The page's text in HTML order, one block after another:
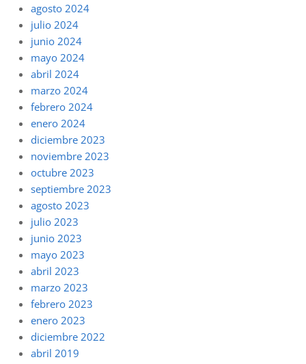
agosto 2024
julio 2024
junio 2024
mayo 2024
abril 2024
marzo 2024
febrero 2024
enero 2024
diciembre 2023
noviembre 2023
octubre 2023
septiembre 2023
agosto 2023
julio 2023
junio 2023
mayo 2023
abril 2023
marzo 2023
febrero 2023
enero 2023
diciembre 2022
abril 2019